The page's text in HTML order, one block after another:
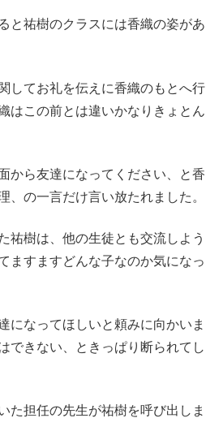
と祐樹のクラスには香織の姿があ
してお礼を伝えに香織のもとへ行
はこの前とは違いかなりきょとん
から友達になってください、と香
、の一言だけ言い放たれました。
祐樹は、他の生徒とも交流しよう
ますますどんな子なのか気になっ
になってほしいと頼みに向かいま
できない、ときっぱり断られてし
た担任の先生が祐樹を呼び出しま